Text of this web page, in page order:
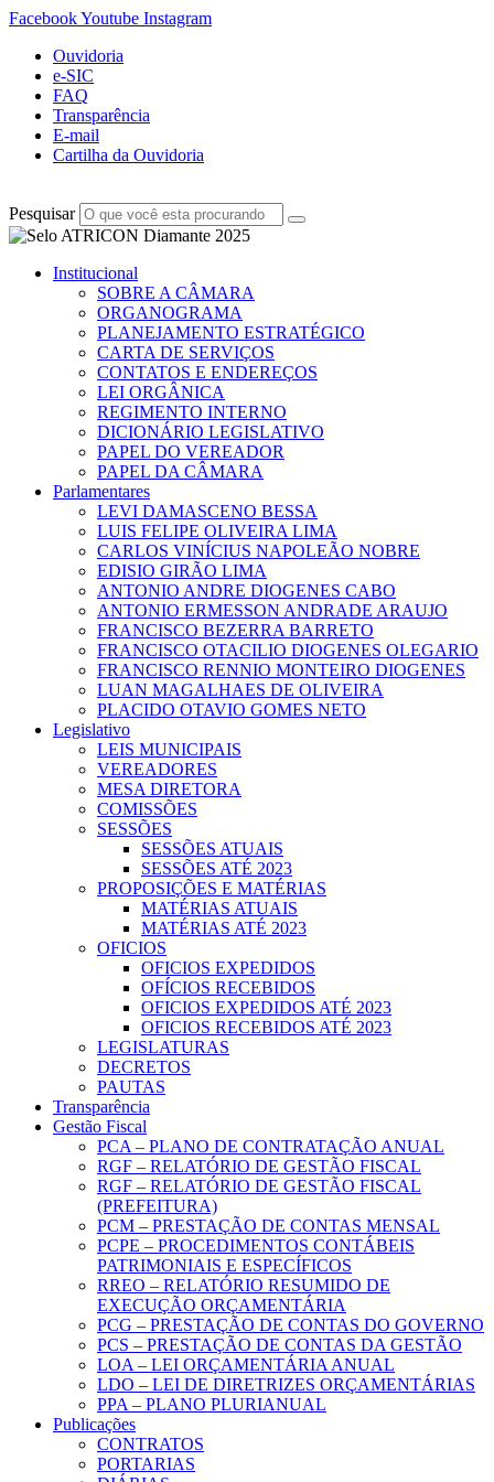
FacebookYoutube Instagram
Ouvidoria
e-SIC
FAQ
Transparência
E-mail
Cartilha da Ouvidoria
Pesquisar
Institucional
SOBRE A CÂMARA
ORGANOGRAMA
PLANEJAMENTO ESTRATÉGICO
CARTA DE SERVIÇOS
CONTATOS E ENDEREÇOS
LEI ORGÂNICA
REGIMENTO INTERNO
DICIONÁRIO LEGISLATIVO
PAPEL DO VEREADOR
PAPEL DA CÂMARA
Parlamentares
LEVI DAMASCENO BESSA
LUIS FELIPE OLIVEIRA LIMA
CARLOS VINÍCIUS NAPOLEÃO NOBRE
EDISIO GIRÃO LIMA
ANTONIO ANDRE DIOGENES CABO
ANTONIO ERMESSON ANDRADE ARAUJO
FRANCISCO BEZERRA BARRETO
FRANCISCO OTACILIO DIOGENES OLEGARIO
FRANCISCO RENNIO MONTEIRO DIOGENES
LUAN MAGALHAES DE OLIVEIRA
PLACIDO OTAVIO GOMES NETO
Legislativo
LEIS MUNICIPAIS
VEREADORES
MESA DIRETORA
COMISSÕES
SESSÕES
SESSÕES ATUAIS
SESSÕES ATÉ 2023
PROPOSIÇÕES E MATÉRIAS
MATÉRIAS ATUAIS
MATÉRIAS ATÉ 2023
OFICIOS
OFICIOS EXPEDIDOS
OFÍCIOS RECEBIDOS
OFICIOS EXPEDIDOS ATÉ 2023
OFICIOS RECEBIDOS ATÉ 2023
LEGISLATURAS
DECRETOS
PAUTAS
Transparência
Gestão Fiscal
PCA – PLANO DE CONTRATAÇÃO ANUAL
RGF – RELATÓRIO DE GESTÃO FISCAL
RGF – RELATÓRIO DE GESTÃO FISCAL
(PREFEITURA)
PCM – PRESTAÇÃO DE CONTAS MENSAL
PCPE – PROCEDIMENTOS CONTÁBEIS
PATRIMONIAIS E ESPECÍFICOS
RREO – RELATÓRIO RESUMIDO DE
EXECUÇÃO ORÇAMENTÁRIA
PCG – PRESTAÇÃO DE CONTAS DO GOVERNO
PCS – PRESTAÇÃO DE CONTAS DA GESTÃO
LOA – LEI ORÇAMENTÁRIA ANUAL
LDO – LEI DE DIRETRIZES ORÇAMENTÁRIAS
PPA – PLANO PLURIANUAL
Publicações
CONTRATOS
PORTARIAS